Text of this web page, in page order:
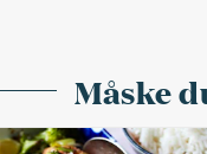
Måske